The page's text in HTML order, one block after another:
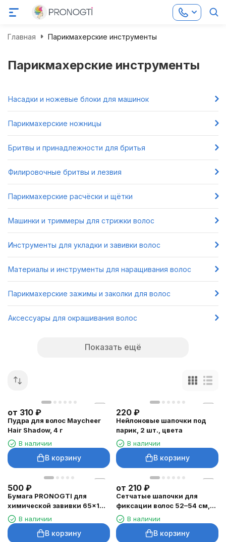
Главная Парикмахерские инструменты
Парикмахерские инструменты
Насадки и ножевые блоки для машинок
Парикмахерские ножницы
Бритвы и принадлежности для бритья
Филировочные бритвы и лезвия
Парикмахерские расчёски и щётки
Машинки и триммеры для стрижки волос
Инструменты для укладки и завивки волос
Материалы и инструменты для наращивания волос
Парикмахерские зажимы и заколки для волос
Аксессуары для окрашивания волос
Показать ещё
от 310 ₽
Пудра для волос Maycheer
Hair Shadow, 4 г
В наличии
В корзину
220 ₽
Нейлоновые шапочки под
парик, 2 шт., цвета
В наличии
В корзину
500 ₽
Бумага PRONOGTI для
химической завивки 65×100
мм, 1000 листов
В наличии
В корзину
от 210 ₽
Сетчатые шапочки для
фиксации волос 52–54 см,
цветаВ наличии
В корзину